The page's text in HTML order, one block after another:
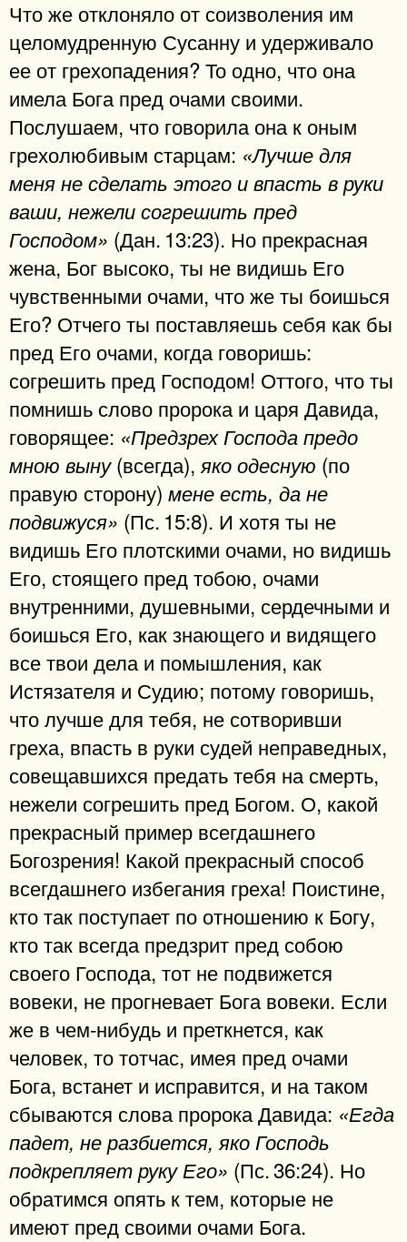
Что же отклоняло от соизволения им
целомудренную Сусанну и удерживало
ее от грехопадения? То одно, что она
имела Бога пред очами своими.
Послушаем, что говорила она к оным
грехолюбивым старцам: «Лучше для
меня не сделать этого и впасть в руки
ваши, нежели согрешить пред
Господом» (Дан. 13:23). Но прекрасная
жена, Бог высоко, ты не видишь Его
чувственными очами, что же ты боишься
Его? Отчего ты поставляешь себя как бы
пред Его очами, когда говоришь:
согрешить пред Господом! Оттого, что ты
помнишь слово пророка и царя Давида,
говорящее: «Предзрех Господа предо
мною выну(всегда), яко одесную (по
правую сторону) мене есть, да не
подвижуся» (Пс. 15:8). И хотя ты не
видишь Его плотскими очами, но видишь
Его, стоящего пред тобою, очами
внутренними, душевными, сердечными и
боишься Его, как знающего и видящего
все твои дела и помышления, как
Истязателя и Судию; потому говоришь,
что лучше для тебя, не сотворивши
греха, впасть в руки судей неправедных,
совещавшихся предать тебя на смерть,
нежели согрешить пред Богом. О, какой
прекрасный пример всегдашнего
Богозрения! Какой прекрасный способ
всегдашнего избегания греха! Поистине,
кто так поступает по отношению к Богу,
кто так всегда предзрит пред собою
своего Господа, тот не подвижется
вовеки, не прогневает Бога вовеки. Если
же в чем-нибудь и преткнется, как
человек, то тотчас, имея пред очами
Бога, встанет и исправится, и на таком
сбываются слова пророка Давида: «Егда
падет, не разбиется, яко Господь
подкрепляет руку Его» (Пс. 36:24). Но
обратимся опять к тем, которые не
имеют пред своими очами Бога.